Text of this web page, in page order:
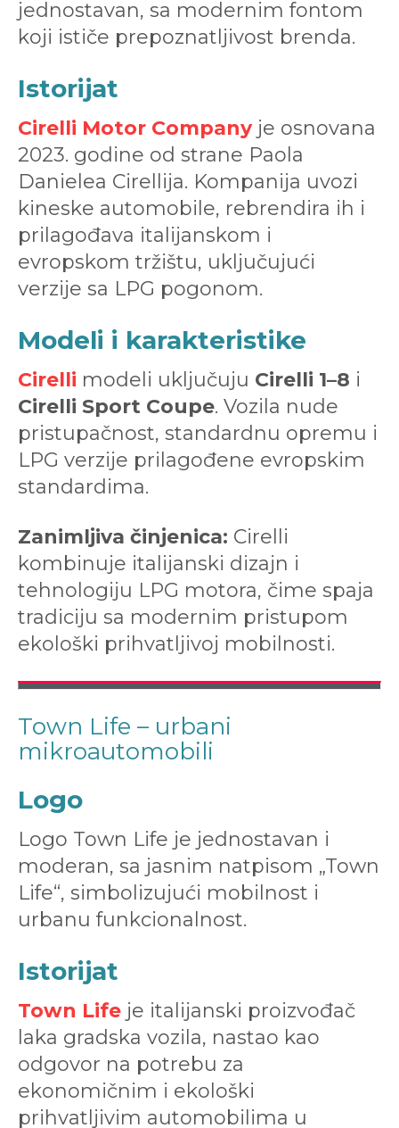
jednostavan, sa modernim fontom
koji ističe prepoznatljivost brenda.
Istorijat
Cirelli Motor Companyje osnovana
2023. godine od strane Paola
Danielea Cirellija. Kompanija uvozi
kineske automobile, rebrendira ih i
prilagođava italijanskom i
evropskom tržištu, uključujući
verzije sa LPG pogonom.
Modeli i karakteristike
Cirelli modeli uključuju Cirelli 1–8 i
Cirelli Sport Coupe. Vozila nude
pristupačnost, standardnu opremu i
LPG verzije prilagođene evropskim
standardima.
Zanimljiva činjenica: Cirelli
kombinuje italijanski dizajn i
tehnologiju LPG motora, čime spaja
tradiciju sa modernim pristupom
ekološki prihvatljivoj mobilnosti.
Town Life – urbani
mikroautomobili
Logo
Logo Town Life je jednostavan i
moderan, sa jasnim natpisom „Town
Life“, simbolizujući mobilnost i
urbanu funkcionalnost.
Istorijat
Town Life je italijanski proizvođač
laka gradska vozila, nastao kao
odgovor na potrebu za
ekonomičnim i ekološki
prihvatljivim automobilima u